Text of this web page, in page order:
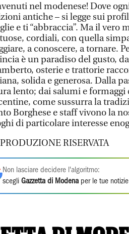
nel modenese! Dove
antiche – si legge sui
e ti “abbraccia”. Ma il vero
cordiali, con quella
a conoscere, a tornare.
è un paradiso del gusto,
osterie e trattorie
solida e generosa. Dalla
lento; dai salumi e formaggi
come sussurra la
Borghese e staff vivono la
di particolare interesse
RISERVATA
Non lasciare decidere l'algoritmo:
scegli Gazzetta di Modena per le tue